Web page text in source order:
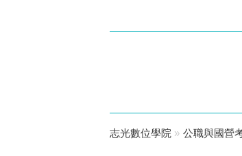
志光數位學院 » 公職與國營